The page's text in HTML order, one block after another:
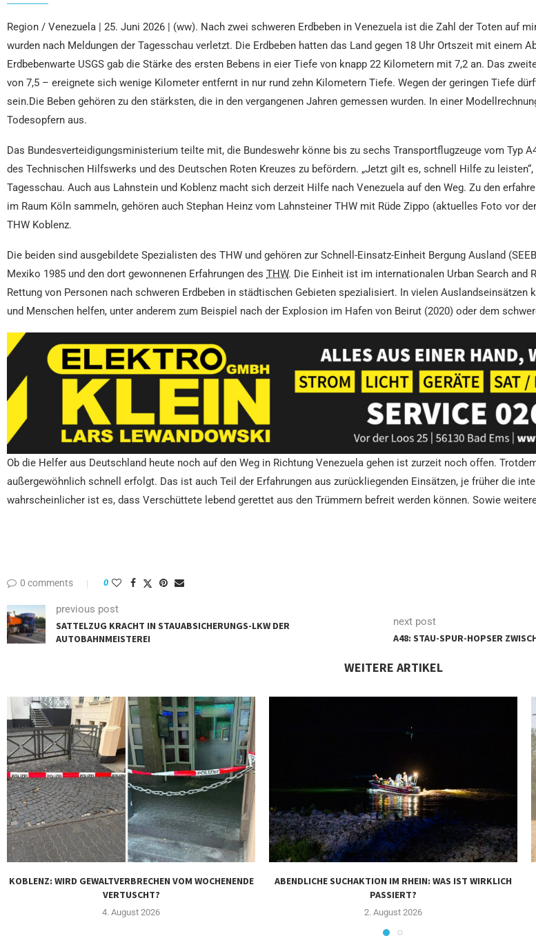
Region / Venezuela | 25. Juni 2026 | (ww). Nach zwei schweren Erdbeben in Venezuela ist die Zahl der Toten auf
wurden nach Meldungen der Tagesschau verletzt. Die Erdbeben hatten das Land gegen 18 Uhr Ortszeit mit einem
Erdbebenwarte USGS gab die Stärke des ersten Bebens in eier Tiefe von knapp 22 Kilometern mit 7,2 an. Das
von 7,5 – ereignete sich wenige Kilometer entfernt in nur rund zehn Kilometern Tiefe. Wegen der geringen Tiefe
sein.Die Beben gehören zu den stärksten, die in den vergangenen Jahren gemessen wurden. In einer
Todesopfern aus.
Das Bundesverteidigungsministerium teilte mit, die Bundeswehr könne bis zu sechs Transportflugzeuge vom Typ
des Technischen Hilfswerks und des Deutschen Roten Kreuzes zu befördern. „Jetzt gilt es, schnell Hilfe zu
Tagesschau. Auch aus Lahnstein und Koblenz macht sich derzeit Hilfe nach Venezuela auf den Weg. Zu den
im Raum Köln sammeln, gehören auch Stephan Heinz vom Lahnsteiner THW mit Rüde Zippo (aktuelles Foto vor
THW Koblenz.
Die beiden sind ausgebildete Spezialisten des THW und gehören zur Schnell-Einsatz-Einheit Bergung Ausland
Mexiko 1985 und den dort gewonnenen Erfahrungen des THW. Die Einheit ist im internationalen Urban Search and
Rettung von Personen nach schweren Erdbeben in städtischen Gebieten spezialisiert. In vielen
und Menschen helfen, unter anderem zum Beispiel nach der Explosion im Hafen von Beirut (2020) oder dem
Ob die Helfer aus Deutschland heute noch auf den Weg in Richtung Venezuela gehen ist zurzeit noch offen.
außergewöhnlich schnell erfolgt. Das ist auch Teil der Erfahrungen aus zurückliegenden Einsätzen, je früher die
wahrscheinlicher ist es, dass Verschüttete lebend gerettet aus den Trümmern befreit werden können. Sowie
0 comments 0
previous post
SATTELZUG KRACHT IN STAUABSICHERUNGS-LKW DER
AUTOBAHNMEISTEREI
next post
A48: STAU-SPUR-HOPSER
WEITERE ARTIKEL
KOBLENZ: WIRD GEWALTVERBRECHEN VOM WOCHENENDE
VERTUSCHT?
4. August 2026
ABENDLICHE SUCHAKTION IM RHEIN: WAS IST WIRKLICH
PASSIERT?
2. August 2026